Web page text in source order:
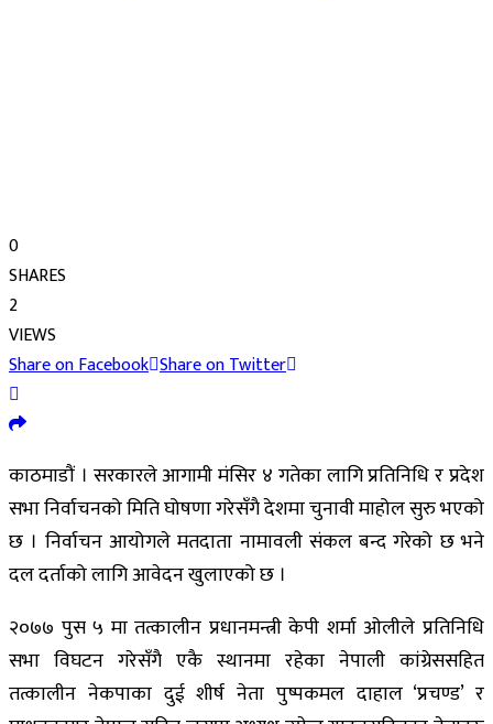
0
SHARES
2
VIEWS
Share on Facebook Share on Twitter
काठमाडौं । सरकारले आगामी मंसिर ४ गतेका लागि प्रतिनिधि र प्रदेश
सभा निर्वाचनको मिति घोषणा गरेसँगै देशमा चुनावी माहोल सुरु भएको
छ । निर्वाचन आयोगले मतदाता नामावली संकल बन्द गरेको छ भने
दल दर्ताको लागि आवेदन खुलाएको छ ।
२०७७ पुस ५ मा तत्कालीन प्रधानमन्त्री केपी शर्मा ओलीले प्रतिनिधि
सभा विघटन गरेसँगै एकै स्थानमा रहेका नेपाली कांग्रेससहित
तत्कालीन नेकपाका दुई शीर्ष नेता पुष्पकमल दाहाल ‘प्रचण्ड’ र